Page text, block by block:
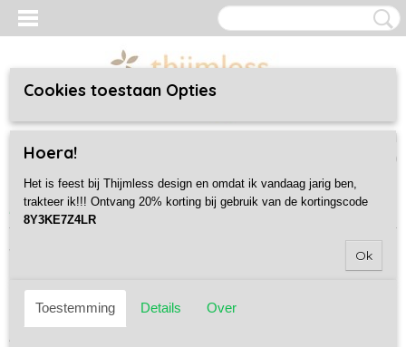
(0)
Home> Voorwaarden
Voorwaarden
Cookies toestaan Opties
Hoera!
Het is feest bij Thijmless design en omdat ik vandaag jarig ben,
trakteer ik!!! Ontvang 20% korting bij gebruik van de kortingscode
8Y3KE7Z4LR
Ok
Toestemming Details Over